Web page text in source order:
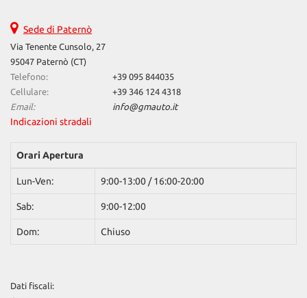
Sede di Paternò
Via Tenente Cunsolo, 27
95047 Paternò (CT)
Telefono:
+39 095 844035
Cellulare:
+39 346 124 4318
Email:
info@gmauto.it
Indicazioni stradali
Orari Apertura
Lun-Ven: 9:00-13:00 / 16:00-20:00
Sab: 9:00-12:00
Dom: Chiuso
Dati fiscali: